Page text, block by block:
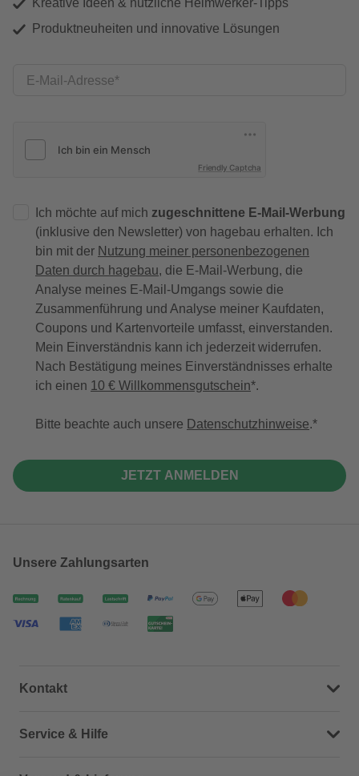
Kreative Ideen & nützliche Heimwerker-Tipps
Produktneuheiten und innovative Lösungen
E-Mail-Adresse
Friendly Captcha
Ich möchte auf mich zugeschnittene E-Mail-Werbung
(inklusive den Newsletter) von hagebau erhalten. Ich
bin mit der Nutzung meiner personenbezogenen
Daten durch hagebau, die E-Mail-Werbung, die
Analyse meines E-Mail-Umgangs sowie die
Zusammenführung und Analyse meiner Kaufdaten,
Coupons und Kartenvorteile umfasst, einverstanden.
Mein Einverständnis kann ich jederzeit widerrufen.
Nach Bestätigung meines Einverständnisses erhalte
ich einen 10 € Willkommensgutschein*.
Bitte beachte auch unsere Datenschutzhinweise.
JETZT ANMELDEN
Unsere Zahlungsarten
Kontakt
Dein Kontakt zu uns
Service & Hilfe